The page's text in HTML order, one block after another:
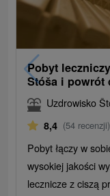
Pobyt
Stóša i powrót
Uzdrowisko
8,4 (54 recenzji)
Pobyt łączy w
wysokiej jakości
lecznicze z ciszą